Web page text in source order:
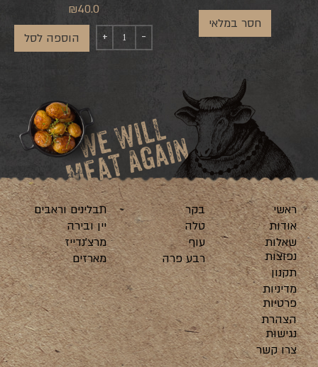
חסר במלאי
₪40.0
הוספה לסל
ראשי
אודות
שאלות
נפוצות
תקנון
מדיניות
פרטיות
הצהרת
נגישות
צרו קשר
בקר
טלה
עוף
רבע פרה
תבלינים וראבים
יין ובירה
מרצ’נדייז
מארזים